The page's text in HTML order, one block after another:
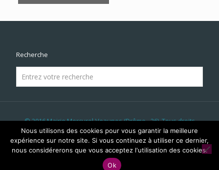
Recherche
© 2016 Mairie Mercurol-Veaunes (Drôme - 26). Tous droits
réservés | Réalisé parLICOM Développement|Mentions
Légales|RGPD|Liens & Partenaires|Panneau Lumineux|
Évènements
Nous utilisons des cookies pour vous garantir la meilleure
expérience sur notre site. Si vous continuez à utiliser ce dernier,
nous considérerons que vous acceptez l'utilisation des cookies.
Ok